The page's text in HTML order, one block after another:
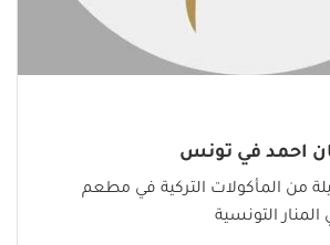
احمد في تونس
من المأكولات التركية في مطعم
التونسية